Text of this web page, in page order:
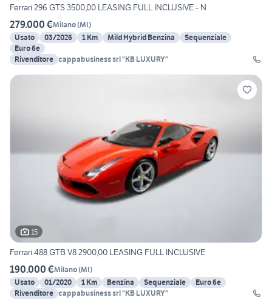
Ferrari 296 GTS 3500,00 LEASING FULL INCLUSIVE - N
279.000 €Milano(MI)
Usato
03/2026 1 Km Mild Hybrid Benzina
Sequenziale
Euro 6e
Rivenditore
cappabusiness srl "KB LUXURY"
15
Ferrari 488 GTB V8 2900,00 LEASING FULL INCLUSIVE
190.000 €Milano(MI)
Usato
01/2020 1 Km Benzina Sequenziale
Euro 6e
Rivenditore
cappabusiness srl "KB LUXURY"